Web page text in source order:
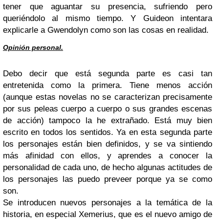
tener que aguantar su presencia, sufriendo pero
queriéndolo al mismo tiempo. Y Guideon intentara
explicarle a Gwendolyn como son las cosas en realidad.
Opinión personal.
Debo decir que está segunda parte es casi tan
entretenida como la primera. Tiene menos acción
(aunque estas novelas no se caracterizan precisamente
por sus peleas cuerpo a cuerpo o sus grandes escenas
de acción) tampoco la he extrañado. Está muy bien
escrito en todos los sentidos. Ya en esta segunda parte
los personajes están bien definidos, y se va sintiendo
más afinidad con ellos, y aprendes a conocer la
personalidad de cada uno, de hecho algunas actitudes de
los personajes las puedo preveer porque ya se como
son.
Se introducen nuevos personajes a la temática de la
historia, en especial Xemerius, que es el nuevo amigo de